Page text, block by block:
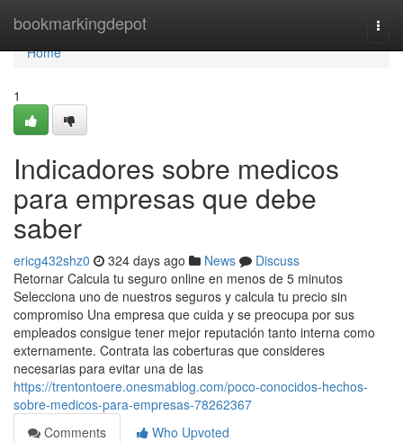
bookmarkingdepot
Home
Home
1
Indicadores sobre medicos
para empresas que debe
saber
ericg432shz0 324 days ago News
Discuss
Retornar Calcula tu seguro online en menos de 5 minutos
Selecciona uno de nuestros seguros y calcula tu precio sin
compromiso Una empresa que cuida y se preocupa por sus
empleados consigue tener mejor reputación tanto interna como
externamente. Contrata las coberturas que consideres
necesarias para evitar una de las
https://trentontoere.onesmablog.com/poco-conocidos-hechos-
sobre-medicos-para-empresas-78262367
Comments
Who Upvoted